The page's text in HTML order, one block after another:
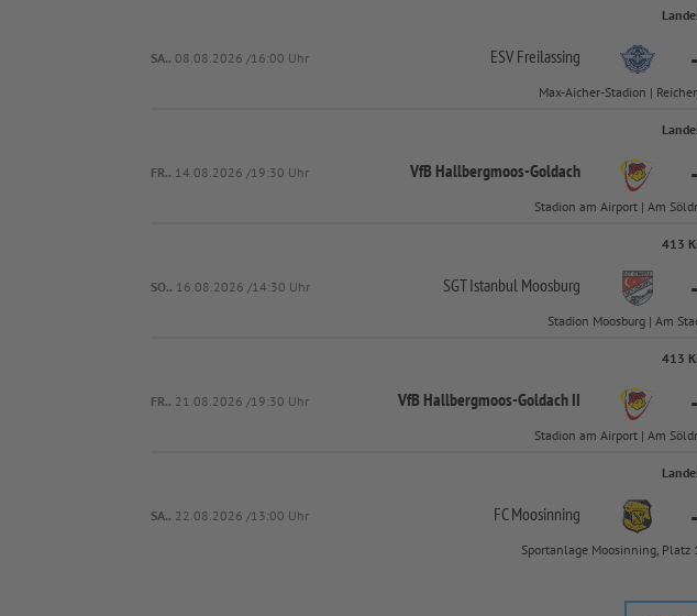
SA.. 08.08.2026 /16:00 Uhr ESV Freilassing
Max-Aicher-Stadion |
FR.. 14.08.2026 /19:30 Uhr VfB Hallbergmoos-Goldach
Stadion am Airport | Am
413
SO.. 16.08.2026 /14:30 Uhr SGT Istanbul Moosburg
Stadion Moosburg | Am
413
FR.. 21.08.2026 /19:30 Uhr VfB Hallbergmoos-Goldach II
Stadion am Airport | Am
SA.. 22.08.2026 /13:00 Uhr FC Moosinning
Sportanlage Moosinning,